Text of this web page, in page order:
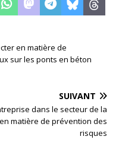
en matière de
sur les ponts en béton
SUIVANT
dans le secteur de la
matière de prévention des
risques